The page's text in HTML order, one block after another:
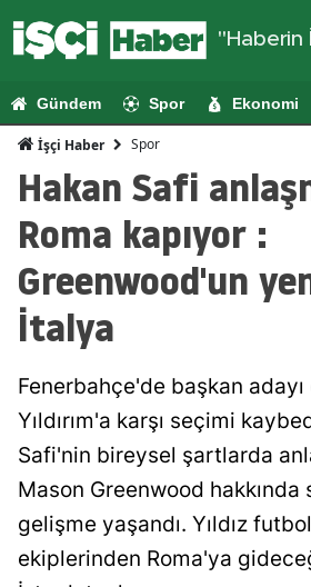
"Haberin
Gündem Spor Ekonomi
İşçi Haber Spor
Hakan Safi
Roma kapıyor :
Greenwood'un
İtalya
Fenerbahçe'de başkan
Yıldırım'a karşı seçimi
Safi'nin bireysel şartlarda
Mason Greenwood
gelişme yaşandı. Yıldız
ekiplerinden Roma'ya